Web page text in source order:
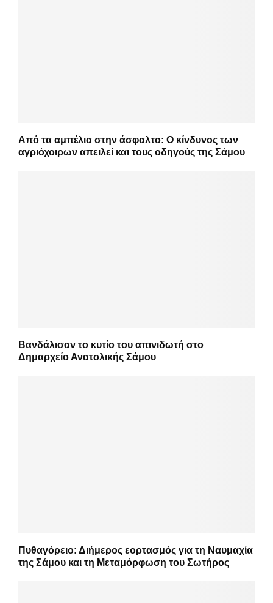
Από τα αμπέλια στην άσφαλτο: Ο κίνδυνος των
αγριόχοιρων απειλεί και τους οδηγούς της Σάμου
Βανδάλισαν το κυτίο του απινιδωτή στο
Δημαρχείο Ανατολικής Σάμου
Πυθαγόρειο: Διήμερος εορτασμός για τη Ναυμαχία
της Σάμου και τη Μεταμόρφωση του Σωτήρος